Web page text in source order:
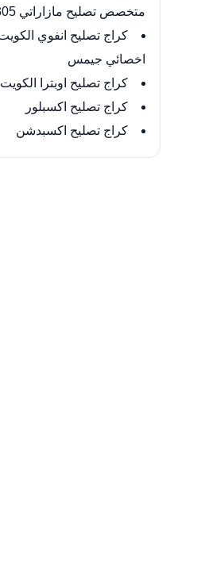
متخصص تصليح مازاراتي 66633305
اخصائي جيمس
كراج تصليح اوبترا الكويت
كراج تصليح اكسبلور
كراج تصليح اكسبدشن